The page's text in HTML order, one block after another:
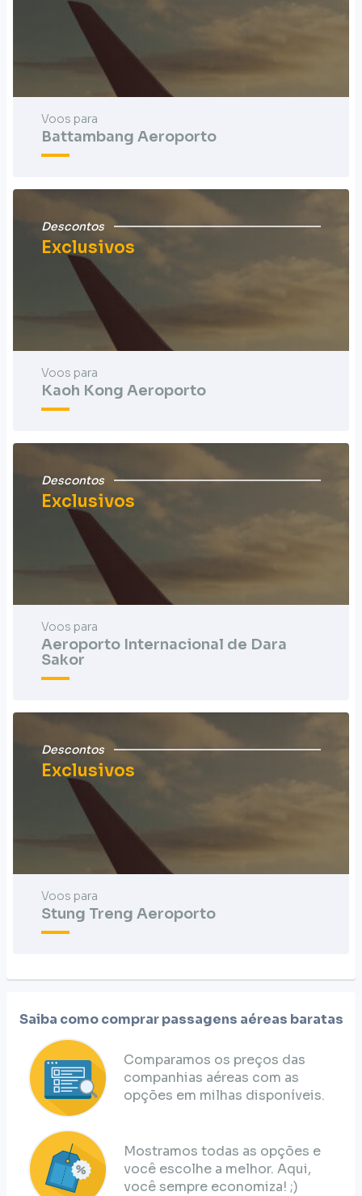
Voos para
Battambang Aeroporto
Descontos
Exclusivos
Voos para
Kaoh Kong Aeroporto
Descontos
Exclusivos
Voos para
Aeroporto Internacional de Dara
Sakor
Descontos
Exclusivos
Voos para
Stung Treng Aeroporto
Saiba como comprar passagens aéreas baratas
Comparamos os preços das
companhias aéreas com as
opções em milhas disponíveis.
Mostramos todas as opções e
você escolhe a melhor. Aqui,
você sempre economiza! ;)